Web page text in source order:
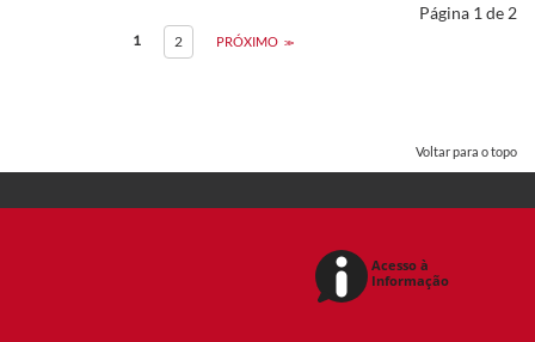
Página 1 de 2
1 2 PRÓXIMO
Voltar para o topo